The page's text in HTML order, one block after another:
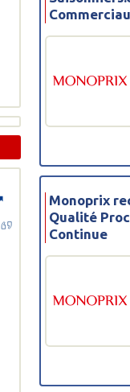
Monoprix
Qualité
Continue